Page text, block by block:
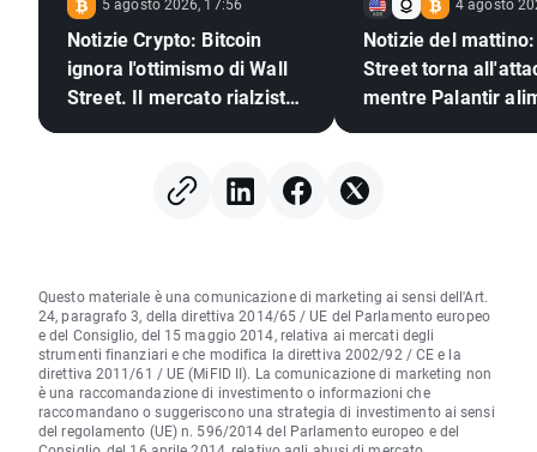
5 agosto 2026, 17:56
Notizie Crypto: Bitcoin
ignora l'ottimismo di Wall
Street. Il mercato rialzista
4 agosto
Notizie del
Street torna
mentre Palantir
Questo materiale è una comunicazione di marketing ai sensi dell'Art.
24, paragrafo 3, della direttiva 2014/65 / UE del Parlamento europeo
e del Consiglio, del 15 maggio 2014, relativa ai mercati degli
strumenti finanziari e che modifica la direttiva 2002/92 / CE e la
direttiva 2011/61 / UE (MiFID II). La comunicazione di marketing non
è una raccomandazione di investimento o informazioni che
raccomandano o suggeriscono una strategia di investimento ai sensi
del regolamento (UE) n. 596/2014 del Parlamento europeo e del